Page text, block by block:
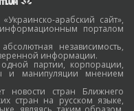
арабский сайт»,
порталом
независимость,
информации.
партии, корпорации,
и манипуляции мнением
новости стран Ближнего
стран на русском языке,